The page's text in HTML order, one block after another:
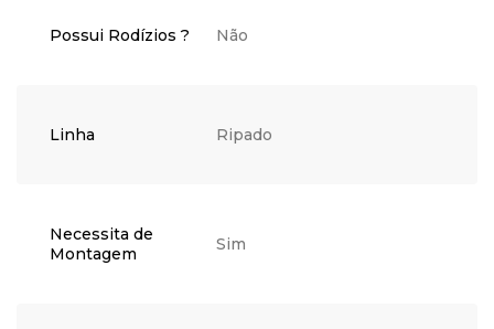
Possui Rodízios ? Não
Linha Ripado
Necessita de
Montagem
Sim